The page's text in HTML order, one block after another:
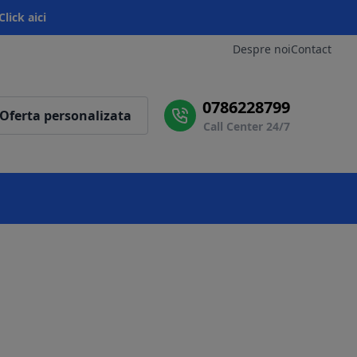
Click aici
Despre noiContact
Oferta personalizata 0786228799
Call Center 24/7